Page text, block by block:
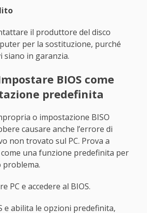
il produttore del disco
per la sostituzione, purché
siano in garanzia.
BIOS come
predefinita
o impostazione BISO
causare anche l’errore di
non trovato sul PC. Prova a
una funzione predefinita per
problema.
PC e accedere al BIOS.
e abilita le opzioni predefinita,